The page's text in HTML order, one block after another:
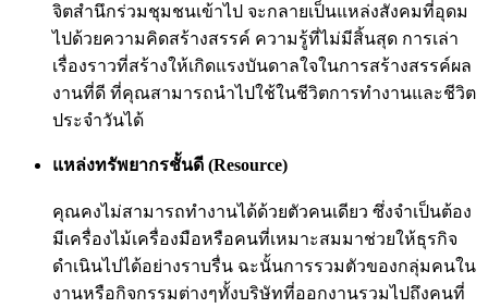
จิตสำนึกร่วมชุมชนเข้าไป จะกลายเป็นแหล่งสังคมที่อุดม
ไปด้วยความคิดสร้างสรรค์ ความรู้ที่ไม่มีสิ้นสุด การเล่า
เรื่องราวที่สร้างให้เกิดแรงบันดาลใจในการสร้างสรรค์ผล
งานที่ดี ที่คุณสามารถนำไปใช้ในชีวิตการทำงานและชีวิต
ประจำวันได้
แหล่งทรัพยากรชั้นดี (Resource)
คุณคงไม่สามารถทำงานได้ด้วยตัวคนเดียว ซึ่งจำเป็นต้อง
มีเครื่องไม้เครื่องมือหรือคนที่เหมาะสมมาช่วยให้ธุรกิจ
ดำเนินไปได้อย่างราบรื่น ฉะนั้นการรวมตัวของกลุ่มคนใน
งานหรือกิจกรรมต่างๆทั้งบริษัทที่ออกงานรวมไปถึงคนที่